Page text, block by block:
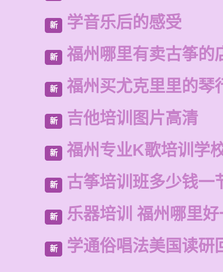
新 学音乐后的感受
新 福州哪里有卖古筝的
新 福州买尤克里里的琴
新 吉他培训图片高清
新 福州专业K歌培训学
新 古筝培训班多少钱一
新 乐器培训 福州哪里
新 学通俗唱法美国读研